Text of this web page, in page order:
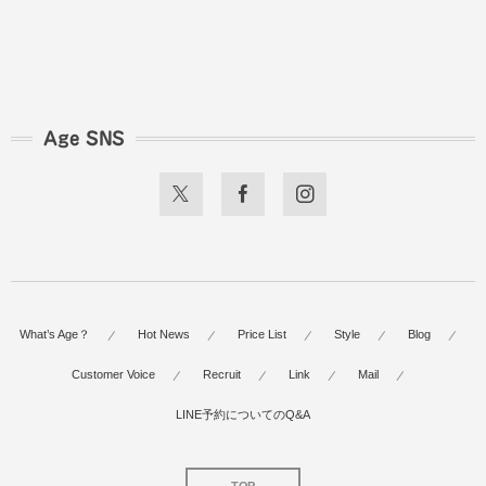
Age SNS
What’s Age？ Hot News Price List Style Blog
Customer Voice Recruit Link Mail
LINE予約についてのQ&A